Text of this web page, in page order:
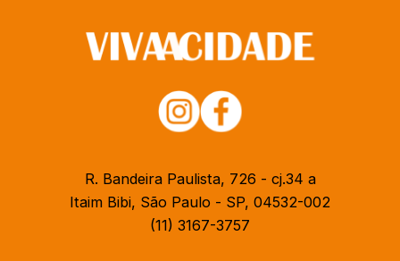
R. Bandeira Paulista, 726 - cj.34 a
Itaim Bibi, São Paulo - SP, 04532-002
(11) 3167-3757